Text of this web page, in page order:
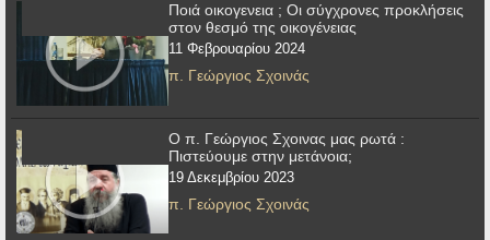
Ποιά οικογενεια ; Οι σύγχρονες προκλήσεις
στον θεσμό της οικογένειας
11 Φεβρουαρίου 2024
π. Γεώργιος Σχοινάς
Ο π. Γεώργιος Σχοινας μας ρωτά :
Πιστεύουμε στην μετάνοια;
19 Δεκεμβρίου 2023
π. Γεώργιος Σχοινάς